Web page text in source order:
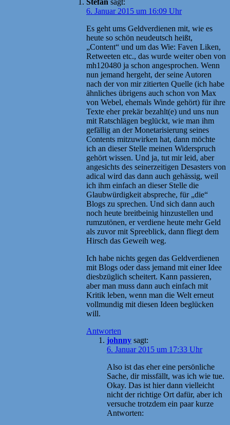
6. Januar 2015 um 16:09 Uhr
Es geht ums Geldverdienen mit, wie es
heute so schön neudeutsch heißt,
„Content“ und um das Wie: Faven Liken,
Retweeten etc., das wurde weiter oben von
mh120480 ja schon angesprochen. Wenn
nun jemand hergeht, der seine Autoren
nach der von mir zitierten Quelle (ich habe
ähnliches übrigens auch schon von Max
von Webel, ehemals Winde gehört) für ihre
Texte eher prekär bezahlt(e) und uns nun
mit Ratschlägen beglückt, wie man ihm
gefällig an der Monetarisierung seines
Contents mitzuwirken hat, dann möchte
ich an dieser Stelle meinen Widerspruch
gehört wissen. Und ja, tut mir leid, aber
angesichts des seinerzeitigen Desasters von
adical wird das dann auch gehässig, weil
ich ihm einfach an dieser Stelle die
Glaubwürdigkeit abspreche, für „die“
Blogs zu sprechen. Und sich dann auch
noch heute breitbeinig hinzustellen und
rumzutönen, er verdiene heute mehr Geld
als zuvor mit Spreeblick, dann fliegt dem
Hirsch das Geweih weg.
Ich habe nichts gegen das Geldverdienen
mit Blogs oder dass jemand mit einer Idee
diesbzüglich scheitert. Kann passieren,
aber man muss dann auch einfach mit
Kritik leben, wenn man die Welt erneut
vollmundig mit diesen Ideen beglücken
will.
Antworten
johnny sagt:
6. Januar 2015 um 17:33 Uhr
Also ist das eher eine persönliche
Sache, dir missfällt, was ich wie tue.
Okay. Das ist hier dann vielleicht
nicht der richtige Ort dafür, aber ich
versuche trotzdem ein paar kurze
Antworten: